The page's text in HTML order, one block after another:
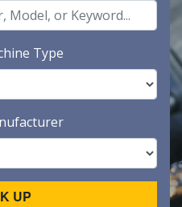
Type
UP